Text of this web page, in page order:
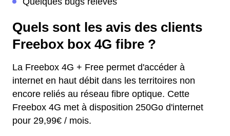
Quels sont les avis des clients
Freebox box 4G fibre ?
La Freebox 4G + Free permet d'accéder à
internet en haut débit dans les territoires non
encore reliés au réseau fibre optique. Cette
Freebox 4G met à disposition 250Go d'internet
pour 29,99€ / mois.